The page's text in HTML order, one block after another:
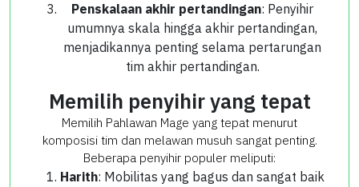
Penskalaan akhir pertandingan: Penyihir
umumnya skala hingga akhir pertandingan,
menjadikannya penting selama pertarungan
tim akhir pertandingan.
Memilih penyihir yang tepat
Memilih Pahlawan Mage yang tepat menurut
komposisi tim dan melawan musuh sangat penting.
Beberapa penyihir populer meliputi:
Harith: Mobilitas yang bagus dan sangat baik